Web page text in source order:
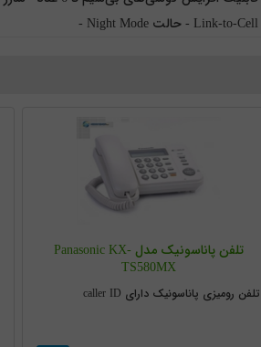
Link-to-Cell - حالت Night Mode -
تلفن پاناسونیک مدل Panasonic KX-
TS580MX
تلفن رومیزی پاناسونیک دارای caller ID